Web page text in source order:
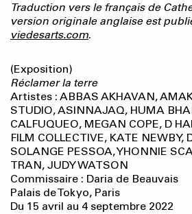
Traduction vers le français de
version originale anglaise est
viedesarts.com.
(Exposition)
Réclamer la terre
Artistes : ABBAS AKHAVAN,
STUDIO, ASINNAJAQ, HUMA
CALFUQUEO, MEGAN COPE, D
FILM COLLECTIVE, KATE NEWBY,
SOLANGE PESSOA, YHONNIE
TRAN, JUDY WATSON
Commissaire : Daria de Beauvais
Palais de Tokyo, Paris
Du 15 avril au 4 septembre 2022